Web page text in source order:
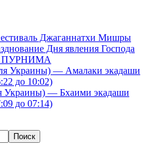
Джаганнатхи Мишры
Дня явления Господа
ПУРНИМА
Украины) — Амалаки экадаши
до 10:02)
Украины) — Бхаими экадаши
до 07:14)
Поиск